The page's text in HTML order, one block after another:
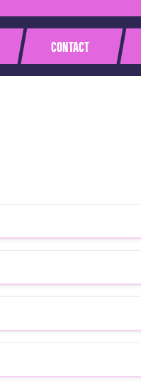
CONTACT